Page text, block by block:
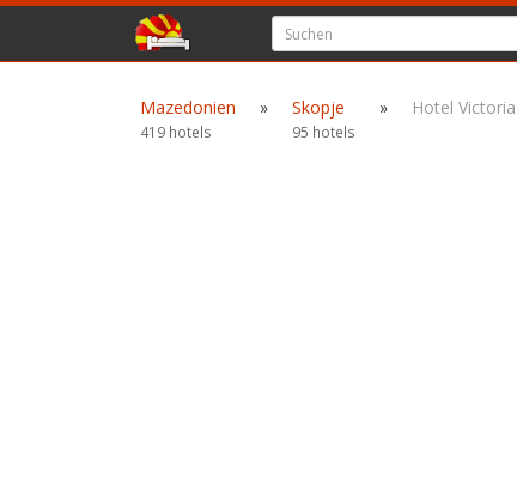
Mazedonien
419 hotels
» Skopje
95 hotels
» Hotel Victoria